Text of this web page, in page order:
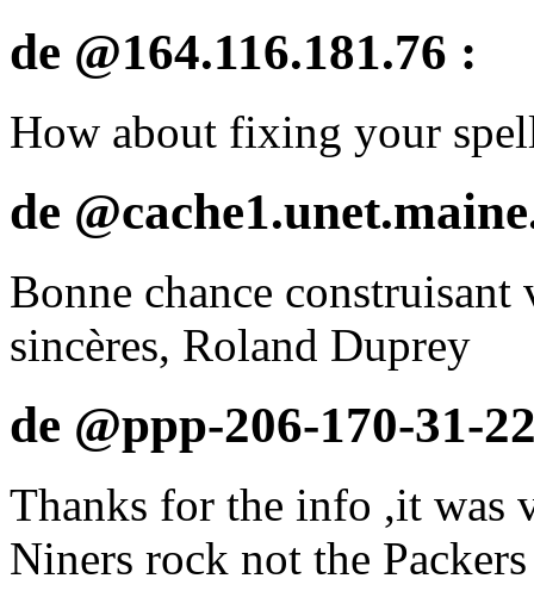
de @164.116.181.76 :
How about fixing your
de
Bonne chance
sincères, Roland Duprey
de @ppp-206-170-31-
Thanks for the info ,it was
Niners rock not the Packers